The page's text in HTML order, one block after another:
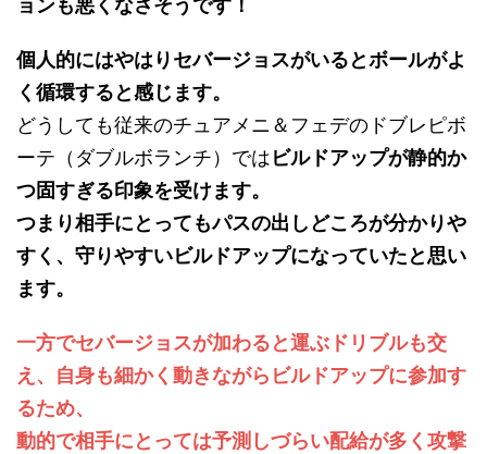
ョンも悪くなさそうです！
個人的にはやはりセバージョスがいるとボールがよ
く循環すると感じます。
どうしても従来のチュアメニ＆フェデのドブレピボ
ーテ（ダブルボランチ）ではビルドアップが静的か
つ固すぎる印象を受けます。
つまり相手にとってもパスの出しどころが分かりや
すく、守りやすいビルドアップになっていたと思い
ます。
一方でセバージョスが加わると運ぶドリブルも交
え、自身も細かく動きながらビルドアップに参加す
るため、
動的で相手にとっては予測しづらい配給が多く攻撃